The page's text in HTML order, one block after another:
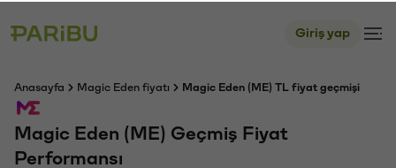
Giriş yap
Anasayfa Magic Eden fiyatı Magic Eden (ME) TL fiyat geçmişi
Magic Eden (ME) Geçmiş Fiyat
Performansı